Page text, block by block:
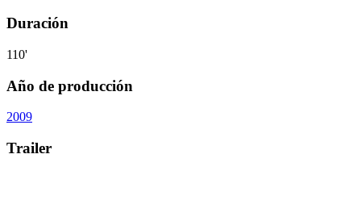
Duración
110'
Año de producción
2009
Trailer